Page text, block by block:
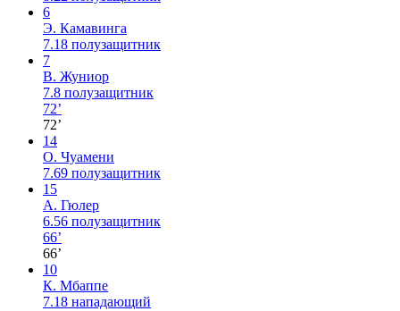
6
Э. Камавинга
7.18 полузащитник
7
В. Жуниор
7.8 полузащитник
72’
72’
14
О. Чуамени
7.69 полузащитник
15
А. Гюлер
6.56 полузащитник
66’
66’
10
К. Мбаппе
7.18 нападающий